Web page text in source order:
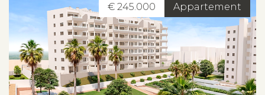
Appartement
€ 245.000